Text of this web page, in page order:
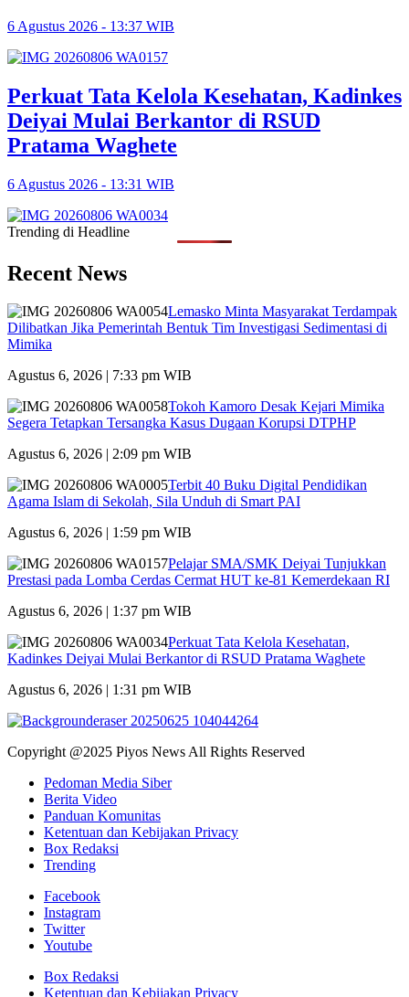
6 Agustus 2026 - 13:37 WIB
Perkuat Tata Kelola Kesehatan, Kadinkes
Deiyai Mulai Berkantor di RSUD
Pratama Waghete
6 Agustus 2026 - 13:31 WIB
Trending di Headline
Recent News
Lemasko Minta Masyarakat Terdampak
Dilibatkan Jika Pemerintah Bentuk Tim Investigasi Sedimentasi di
Mimika
Agustus 6, 2026 | 7:33 pm WIB
Tokoh Kamoro Desak Kejari Mimika
Segera Tetapkan Tersangka Kasus Dugaan Korupsi DTPHP
Agustus 6, 2026 | 2:09 pm WIB
Terbit 40 Buku Digital Pendidikan
Agama Islam di Sekolah, Sila Unduh di Smart PAI
Agustus 6, 2026 | 1:59 pm WIB
Pelajar SMA/SMK Deiyai Tunjukkan
Prestasi pada Lomba Cerdas Cermat HUT ke-81 Kemerdekaan RI
Agustus 6, 2026 | 1:37 pm WIB
Perkuat Tata Kelola Kesehatan,
Kadinkes Deiyai Mulai Berkantor di RSUD Pratama Waghete
Agustus 6, 2026 | 1:31 pm WIB
Copyright @2025 Piyos News All Rights Reserved
Pedoman Media Siber
Berita Video
Panduan Komunitas
Ketentuan dan Kebijakan Privacy
Box Redaksi
Trending
Facebook
Instagram
Twitter
Youtube
Box Redaksi
Ketentuan dan Kebijakan Privacy